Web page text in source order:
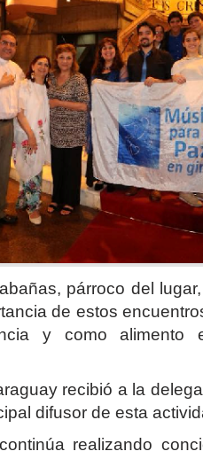
párroco del
de estos
y como alimento
recibió a la
difusor de esta
realizando